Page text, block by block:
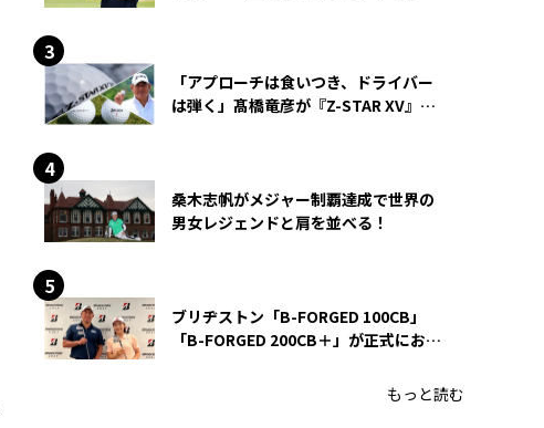
「アプローチは食いつき、ドライバー
は弾く」髙橋竜彦が『Z-STAR XV』を
桑木志帆がメジャー制覇達成で世界の
男女レジェンドと肩を並べる！
ブリヂストン「B-FORGED 100CB」
「B-FORGED 200CB＋」が正式にお披
もっと読む